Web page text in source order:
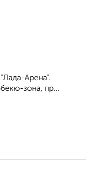
Арена".
зона, пр...